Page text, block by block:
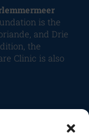
is the
and Drie
the
Clinic is also